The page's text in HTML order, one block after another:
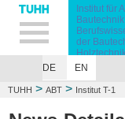
Hauptnavigation
Unternavigation
Inhalt
Suche
Institut für
der
DE
EN
TUHH > ABT > Institut T-1